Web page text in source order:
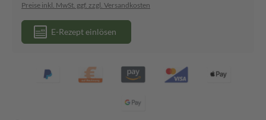
Preise inkl. MwSt. ggf. zzgl. Versandkosten
E-Rezept einlösen